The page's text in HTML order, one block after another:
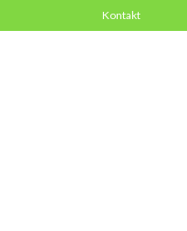
Kontakt